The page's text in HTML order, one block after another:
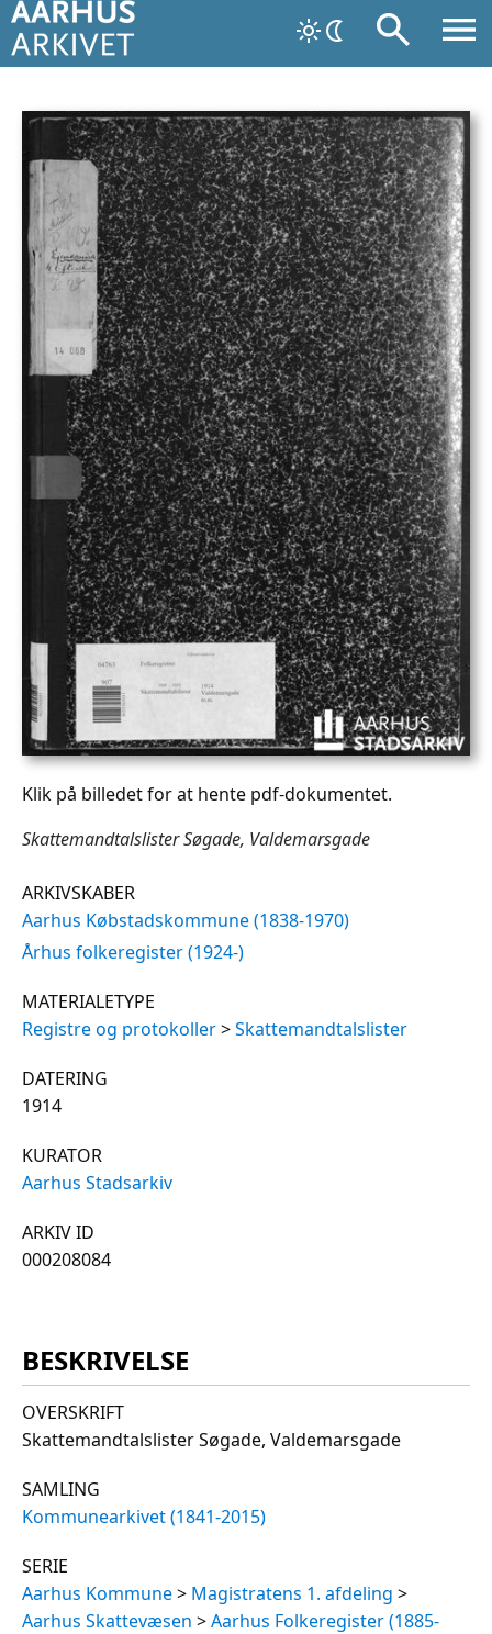
Klik på billedet for at hente pdf-dokumentet.
Skattemandtalslister Søgade, Valdemarsgade
ARKIVSKABER
Aarhus Købstadskommune (1838-1970)
Århus folkeregister (1924-)
MATERIALETYPE
Registre og protokoller>Skattemandtalslister
DATERING
1914
KURATOR
Aarhus Stadsarkiv
ARKIV ID
000208084
BESKRIVELSE
OVERSKRIFT
Skattemandtalslister Søgade, Valdemarsgade
SAMLING
Kommunearkivet (1841-2015)
SERIE
Aarhus Kommune> Magistratens 1. afdeling >
Aarhus Skattevæsen >Aarhus Folkeregister (1885-